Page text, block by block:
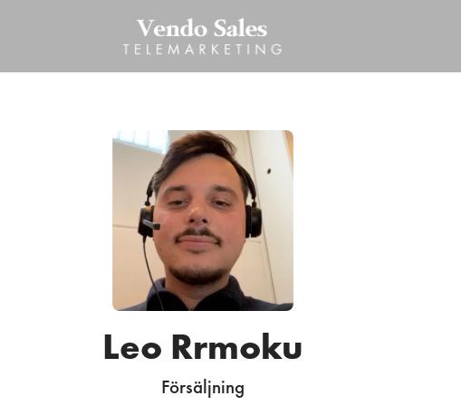
Leo Rrmoku
Försäljning